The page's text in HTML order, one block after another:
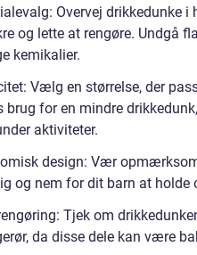
Overvej drikkedunke
og lette at rengøre. Undgå
kemikalier.
Vælg en størrelse, der
brug for en mindre
aktiviteter.
design: Vær
og nem for dit barn at holde
Tjek om
da disse dele kan være